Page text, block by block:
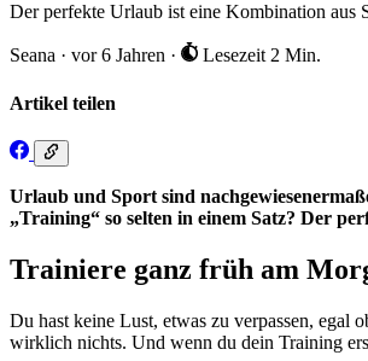
Der perfekte Urlaub ist eine Kombination aus
Seana · vor 6 Jahren · Lesezeit 2 Min.
Artikel teilen
Urlaub und Sport sind
„Training“ so selten in einem Satz? Der
Trainiere ganz früh am
Du hast keine Lust, etwas zu verpassen, egal
wirklich nichts. Und wenn du dein Training